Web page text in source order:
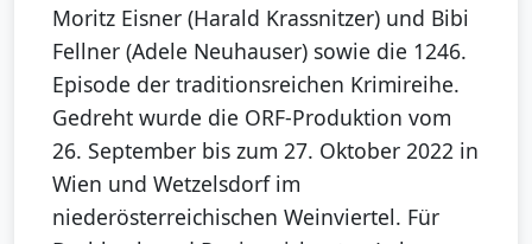
Moritz Eisner (Harald Krassnitzer) und Bibi
Fellner (Adele Neuhauser) sowie die 1246.
Episode der traditionsreichen Krimireihe.
Gedreht wurde die ORF-Produktion vom
26. September bis zum 27. Oktober 2022 in
Wien und Wetzelsdorf im
niederösterreichischen Weinviertel. Für